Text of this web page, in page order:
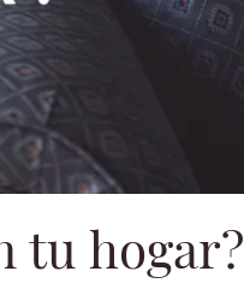
tu hogar?